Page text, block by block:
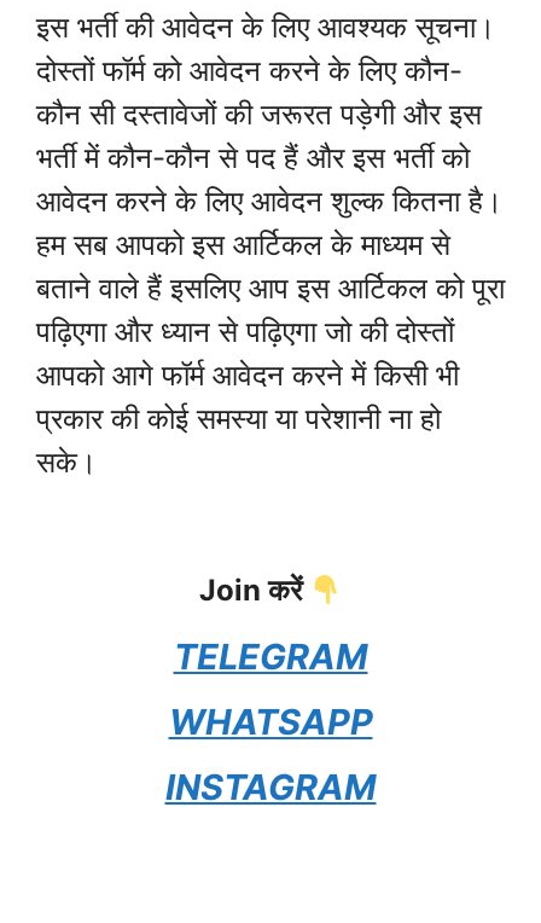
इस भर्ती की आवेदन के लिए आवश्यक सूचना।
दोस्तों फॉर्म को आवेदन करने के लिए कौन-
कौन सी दस्तावेजों की जरूरत पड़ेगी और इस
भर्ती में कौन-कौन से पद हैं और इस भर्ती को
आवेदन करने के लिए आवेदन शुल्क कितना है।
हम सब आपको इस आर्टिकल के माध्यम से
बताने वाले हैं इसलिए आप इस आर्टिकल को पूरा
पढ़िएगा और ध्यान से पढ़िएगा जो की दोस्तों
आपको आगे फॉर्म आवेदन करने में किसी भी
प्रकार की कोई समस्या या परेशानी ना हो
सके।
Join करें
TELEGRAM
WHATSAPP
INSTAGRAM